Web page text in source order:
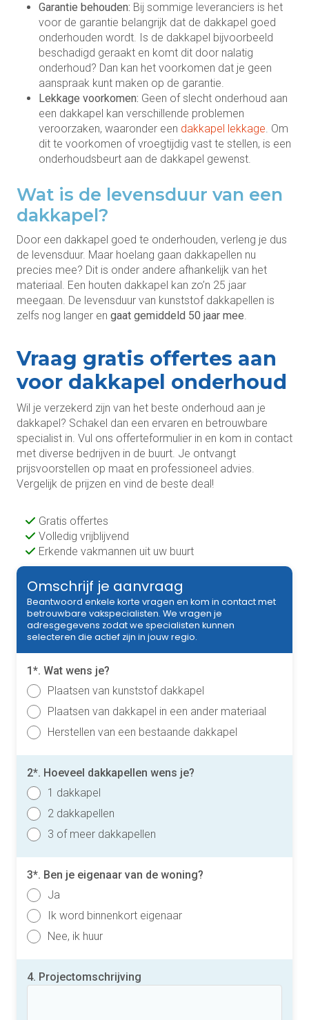
Garantie behouden: Bij sommige leveranciers is het
voor de garantie belangrijk dat de dakkapel goed
onderhouden wordt. Is de dakkapel bijvoorbeeld
beschadigd geraakt en komt dit door nalatig
onderhoud? Dan kan het voorkomen dat je geen
aanspraak kunt maken op de garantie.
Lekkage voorkomen: Geen of slecht onderhoud aan
een dakkapel kan verschillende problemen
veroorzaken, waaronder een dakkapel lekkage. Om
dit te voorkomen of vroegtijdig vast te stellen, is een
onderhoudsbeurt aan de dakkapel gewenst.
Wat is de levensduur van een
dakkapel?
Door een dakkapel goed te onderhouden, verleng je dus
de levensduur. Maar hoelang gaan dakkapellen nu
precies mee? Dit is onder andere afhankelijk van het
materiaal. Een houten dakkapel kan zo’n 25 jaar
meegaan. De levensduur van kunststof dakkapellen is
zelfs nog langer en gaat gemiddeld 50 jaar mee.
Vraag gratis offertes aan
voor dakkapel onderhoud
Wil je verzekerd zijn van het beste onderhoud aan je
dakkapel? Schakel dan een ervaren en betrouwbare
specialist in. Vul ons offerteformulier in en kom in contact
met diverse bedrijven in de buurt. Je ontvangt
prijsvoorstellen op maat en professioneel advies.
Vergelijk de prijzen en vind de beste deal!
Gratis offertes
Volledig vrijblijvend
Erkende vakmannen uit uw buurt
Omschrijf je aanvraag
Beantwoord enkele korte vragen en kom in contact met
betrouwbare vakspecialisten. We vragen je
adresgegevens zodat we specialisten kunnen
selecteren die actief zijn in jouw regio.
1*. Wat wens je?
Plaatsen van kunststof dakkapel
Plaatsen van dakkapel in een ander materiaal
Herstellen van een bestaande dakkapel
2*. Hoeveel dakkapellen wens je?
1 dakkapel
2 dakkapellen
3 of meer dakkapellen
3*. Ben je eigenaar van de woning?
Ja
Ik word binnenkort eigenaar
Nee, ik huur
4. Projectomschrijving